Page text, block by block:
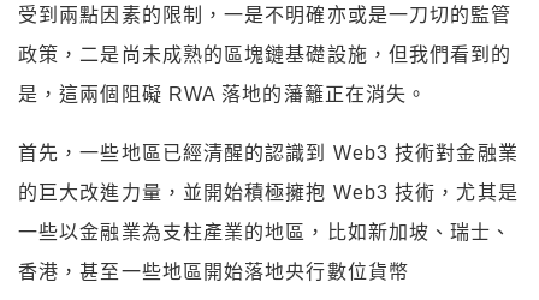
受到兩點因素的限制，一是不明確亦或是一刀切的監管
政策，二是尚未成熟的區塊鏈基礎設施，但我們看到的
是，這兩個阻礙 RWA 落地的藩籬正在消失。
首先，一些地區已經清醒的認識到 Web3 技術對金融業
的巨大改進力量，並開始積極擁抱 Web3 技術，尤其是
一些以金融業為支柱產業的地區，比如新加坡、瑞士、
香港，甚至一些地區開始落地央行數位貨幣